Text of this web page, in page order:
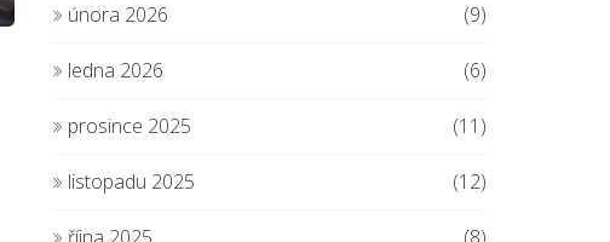
února 2026 (9)
ledna 2026 (6)
prosince 2025 (11)
listopadu 2025 (12)